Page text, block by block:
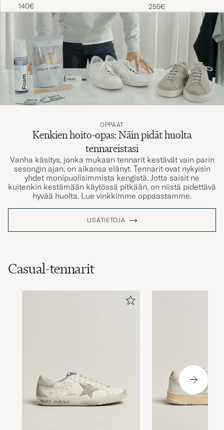
140€ 255€
OPPAAT
Kenkien hoito-opas: Näin pidät huolta
tennareistasi
Vanha käsitys, jonka mukaan tennarit kestävät vain parin
sesongin ajan, on aikansa elänyt. Tennarit ovat nykyisin
yhdet monipuolisimmista kengistä. Jotta saisit ne
kuitenkin kestämään käytössä pitkään, on niistä pidettävä
hyvää huolta. Lue vinkkimme oppaastamme.
LISÄTIETOJA
Casual-tennarit